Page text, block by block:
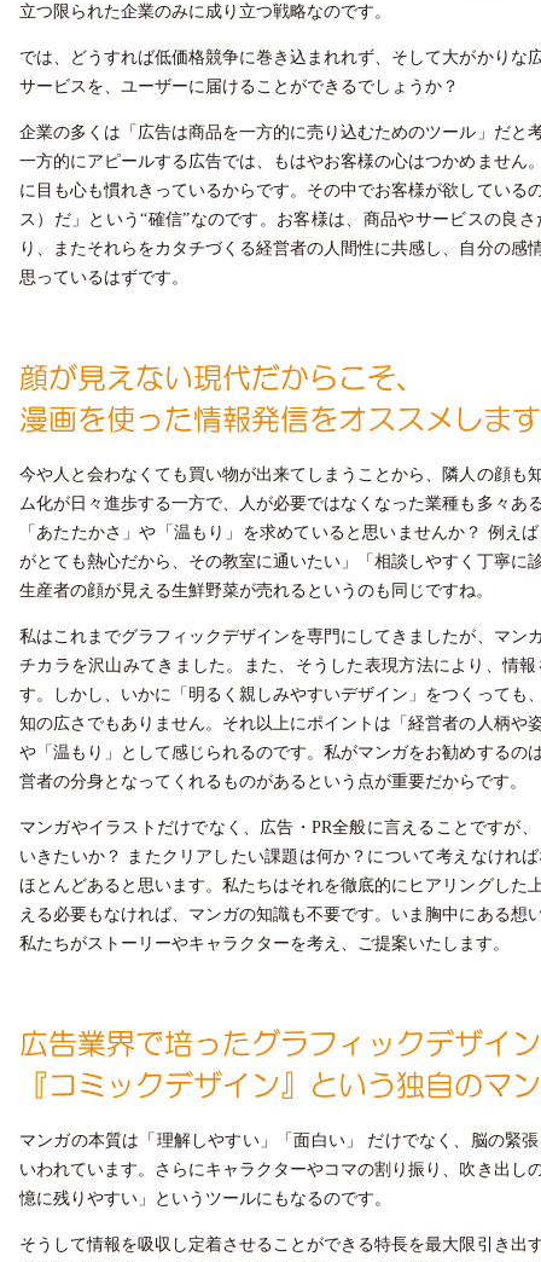
マンガの本質は「理解しやすい」「面白い」 だけでなく、脳の緊
いわれています。さらにキャラクターやコマの割り振り、吹き出し
憶に残りやすい」というツールにもなるのです。
そうして情報を吸収し定着させることができる特長を最大限引き出
今や人と会わなくても買い物が出来てしまうことから、隣人の顔も
ム化が日々進歩する一方で、人が必要ではなくなった業種も多々あ
「あたたかさ」や「温もり」を求めていると思いませんか？ 例え
がとても熱心だから、その教室に通いたい」「相談しやすく丁寧に
生産者の顔が見える生鮮野菜が売れるというのも同じですね。
私はこれまでグラフィックデザインを専門にしてきましたが、マン
チカラを沢山みてきました。また、そうした表現方法により、情
す。しかし、いかに「明るく親しみやすいデザイン」をつくっても
知の広さでもありません。それ以上にポイントは「経営者の人柄や
や「温もり」として感じられるのです。私がマンガをお勧めするの
営者の分身となってくれるものがあるという点が重要だからです。
マンガやイラストだけでなく、広告・PR全般に言えることですが
いきたいか？ またクリアしたい課題は何か？について考えなけれ
ほとんどあると思います。私たちはそれを徹底的にヒアリングした
える必要もなければ、マンガの知識も不要です。いま胸中にある想
私たちがストーリーやキャラクターを考え、ご提案いたします。
立つ限られた企業のみに成り立つ戦略なのです。
では、どうすれば低価格競争に巻き込まれれず、そして大がかりな
サービスを、ユーザーに届けることができるでしょうか？
企業の多くは「広告は商品を一方的に売り込むためのツール」だと
一方的にアピールする広告では、もはやお客様の心はつかめません
に目も心も慣れきっているからです。その中でお客様が欲している
ス）だ」という“確信”なのです。お客様は、商品やサービスの良
り、またそれらをカタチづくる経営者の人間性に共感し、自分の
思っているはずです。